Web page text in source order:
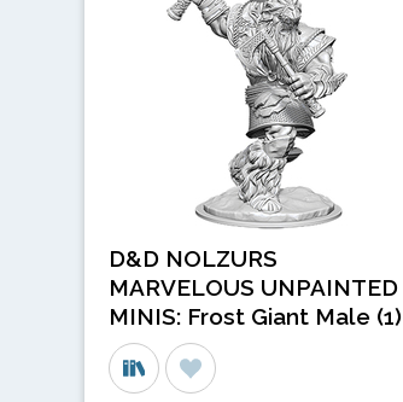
D&D NOLZURS
MARVELOUS UNPAINTED
MINIS: Frost Giant Male (1)